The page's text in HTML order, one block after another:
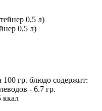
0,5 л)
100 гр. блюдо содержит:
- 6.7 гр.
ккал